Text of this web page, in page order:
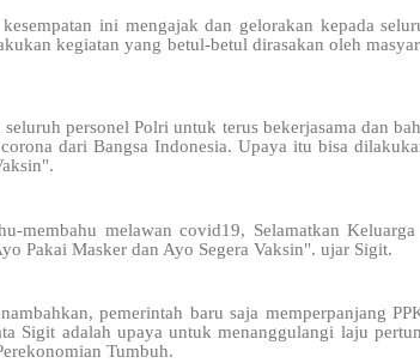
ini mengajak dan gelorakan kepada
kegiatan yang betul-betul dirasakan oleh
personel Polri untuk terus bekerjasama dan
dari Bangsa Indonesia. Upaya itu bisa
membahu melawan covid19, Selamatkan
Pakai Masker dan Ayo Segera Vaksin". ujar Sigit.
pemerintah baru saja memperpanjang
Sigit adalah upaya untuk menanggulangi laju
Tumbuh.